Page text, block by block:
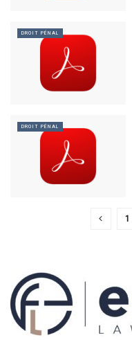
DROIT PÉNAL
DROIT PÉNAL
1